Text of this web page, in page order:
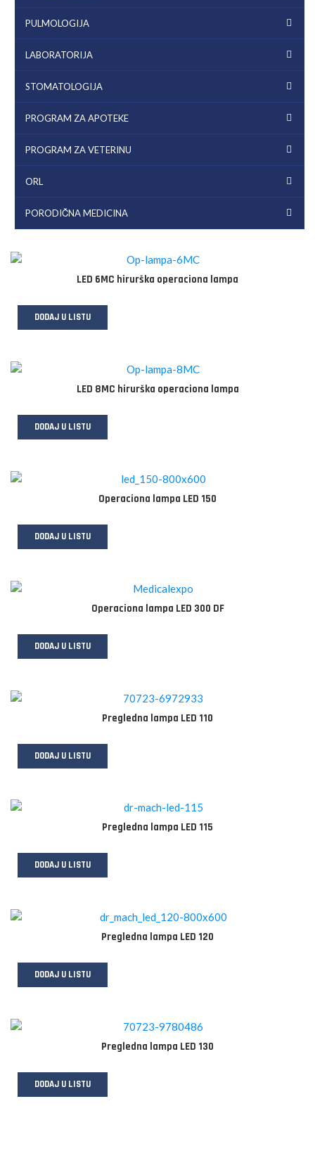
PULMOLOGIJA
LABORATORIJA
STOMATOLOGIJA
PROGRAM ZA APOTEKE
PROGRAM ZA VETERINU
ORL
PORODIČNA MEDICINA
LED 6MC hirurška operaciona lampa
DODAJ U LISTU
LED 8MC hirurška operaciona lampa
DODAJ U LISTU
Operaciona lampa LED 150
DODAJ U LISTU
Operaciona lampa LED 300 DF
DODAJ U LISTU
Pregledna lampa LED 110
DODAJ U LISTU
Pregledna lampa LED 115
DODAJ U LISTU
Pregledna lampa LED 120
DODAJ U LISTU
Pregledna lampa LED 130
DODAJ U LISTU